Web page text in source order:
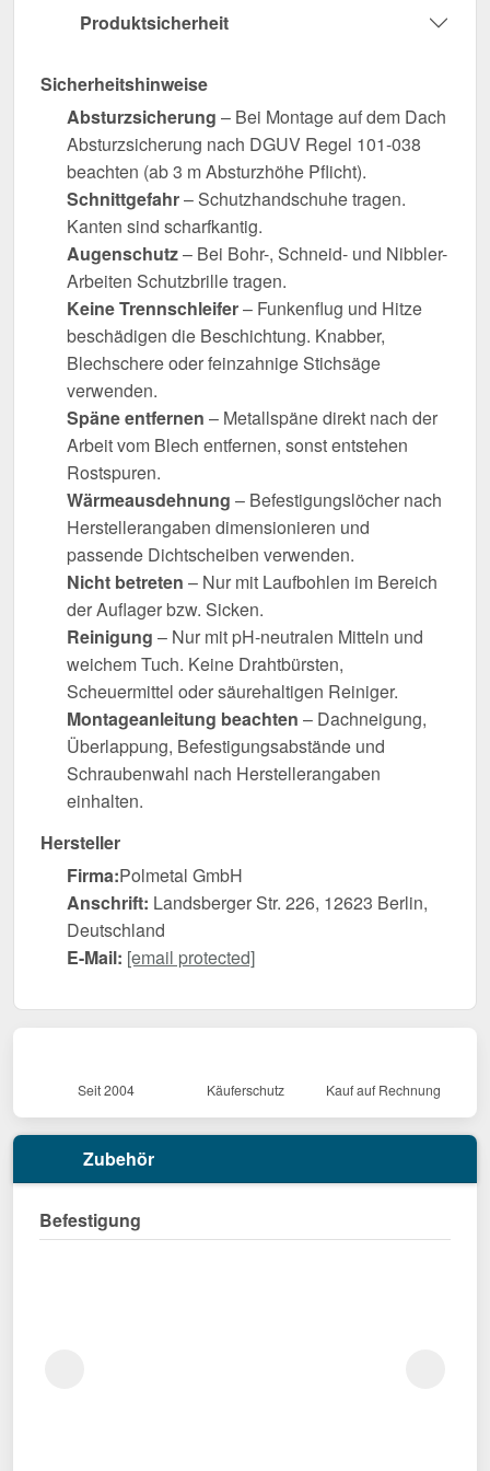
Produktsicherheit
Sicherheitshinweise
Absturzsicherung – Bei Montage auf dem Dach
Absturzsicherung nach DGUV Regel 101-038
beachten (ab 3 m Absturzhöhe Pflicht).
Schnittgefahr– Schutzhandschuhe tragen.
Kanten sind scharfkantig.
Augenschutz– Bei Bohr-, Schneid- und Nibbler-
Arbeiten Schutzbrille tragen.
Keine Trennschleifer– Funkenflug und Hitze
beschädigen die Beschichtung. Knabber,
Blechschere oder feinzahnige Stichsäge
verwenden.
Späne entfernen – Metallspäne direkt nach der
Arbeit vom Blech entfernen, sonst entstehen
Rostspuren.
Wärmeausdehnung – Befestigungslöcher nach
Herstellerangaben dimensionieren und
passende Dichtscheiben verwenden.
Nicht betreten – Nur mit Laufbohlen im Bereich
der Auflager bzw. Sicken.
Reinigung – Nur mit pH-neutralen Mitteln und
weichem Tuch. Keine Drahtbürsten,
Scheuermittel oder säurehaltigen Reiniger.
Montageanleitung beachten – Dachneigung,
Überlappung, Befestigungsabstände und
Schraubenwahl nach Herstellerangaben
einhalten.
Hersteller
Firma:Polmetal GmbH
Anschrift: Landsberger Str. 226, 12623 Berlin,
Deutschland
E-Mail: [email protected]
Seit 2004 Käuferschutz Kauf auf Rechnung
Zubehör
Befestigung